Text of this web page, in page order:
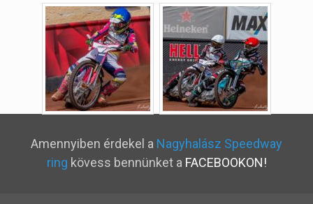
Amennyiben érdekel a Nagyhalász Speedway
ring kövess bennünket a FACEBOOKON!